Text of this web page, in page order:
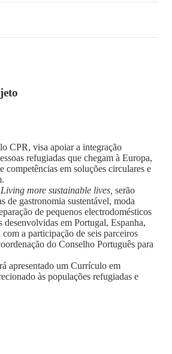
CPR, visa apoiar a integração
refugiadas que chegam à Europa,
competências em soluções circulares e
Living more sustainable lives, serão
de gastronomia sustentável, moda
de pequenos electrodomésticos
desenvolvidas em Portugal, Espanha,
a participação de seis parceiros
do Conselho Português para
apresentado um Currículo em
às populações refugiadas e